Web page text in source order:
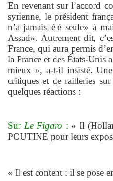
En revenant sur l’accord
syrienne, le président
n’a jamais été seule» à
Assad». Autrement dit,
France, qui aura permis
la France et des États-Unis
mieux », a-t-il insisté.
critiques et de railleries
quelques réactions :
Sur Le Figaro : « Il
POUTINE pour leurs
« Il est content : il se pose